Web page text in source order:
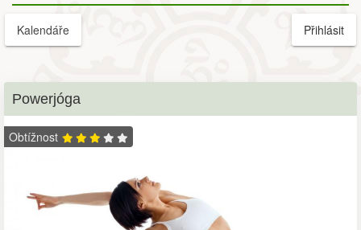
Kalendáře Přihlásit
Powerjóga
Obtížnost